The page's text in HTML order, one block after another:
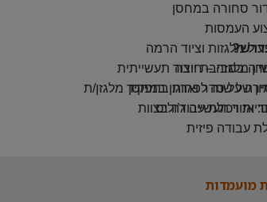
סחורה במחסן
העמסות
מלגזות וציוד הרמה
בסביבת ייצור תעשייתית
על סדר וארגון במחסן
מלגזה – חובה
של שנה לפחות בתפקיד מלגזן/ת
ויכולת עבודה בצוות
עבודה פיזית
אזור תעשייה ג’וליס
מועמדות